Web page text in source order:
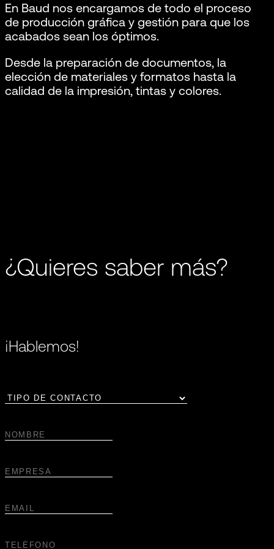
En Baud nos encargamos de todo el proceso
de producción gráfica y gestión para que los
acabados sean los óptimos.
Desde la preparación de documentos, la
elección de materiales y formatos hasta la
calidad de la impresión, tintas y colores.
¿Quieres saber más?
¡Hablemos!